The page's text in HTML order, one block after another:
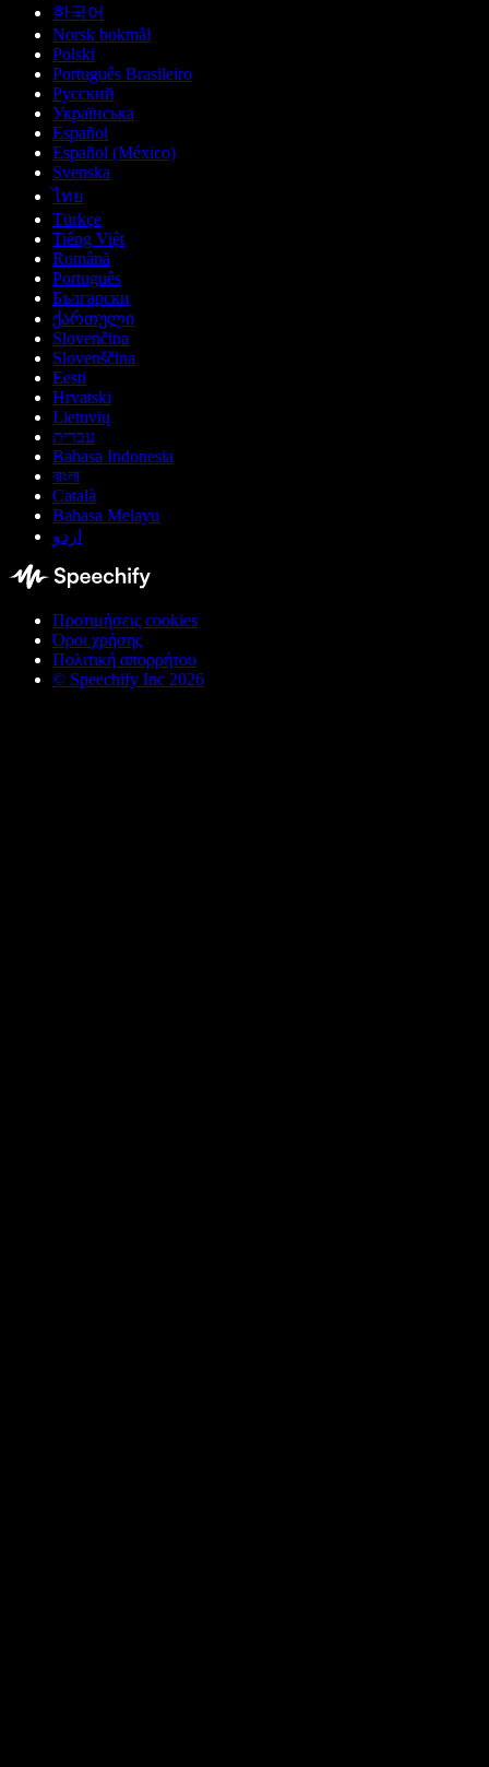
한국어
Norsk bokmål
Polski
Português Brasileiro
Русский
Українська
Español
Español (México)
Svenska
ไทย
Türkçe
Tiếng Việt
Română
Português
Български
ქართული
Slovenčina
Slovenščina
Eesti
Hrvatski
Lietuvių
עברית
Bahasa Indonesia
বাংলা
Català
Bahasa Melayu
اردو
Προτιμήσεις cookies
Όροι χρήσης
Πολιτική απορρήτου
© Speechify Inc 2026